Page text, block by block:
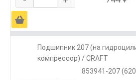
Ä
Подшипник 207 (на
компрессор) / CRAFT
853941-207